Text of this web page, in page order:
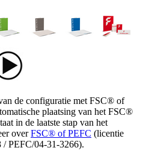
de configuratie met FSC® of
plaatsing van het FSC®
in de laatste stap van het
overFSC® of PEFC (licentie
/ PEFC/04-31-3266).